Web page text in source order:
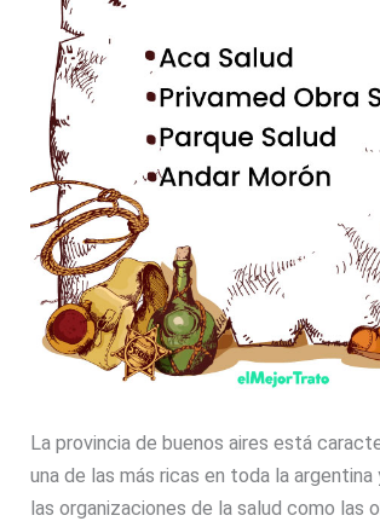
La provincia de buenos aires está
una de las más ricas en toda la
las organizaciones de la salud como las